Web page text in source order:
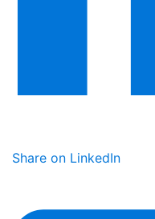
Share on LinkedIn